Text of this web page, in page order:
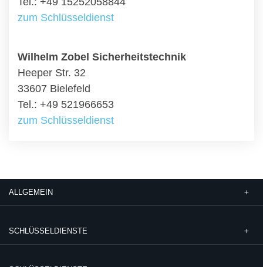
zum Schlüsseldienst
Wilhelm Zobel Sicherheitstechnik
Heeper Str. 32
33607 Bielefeld
Tel.: +49 521966653
zum Schlüsseldienst
ALLGEMEIN
SCHLÜSSELDIENSTE